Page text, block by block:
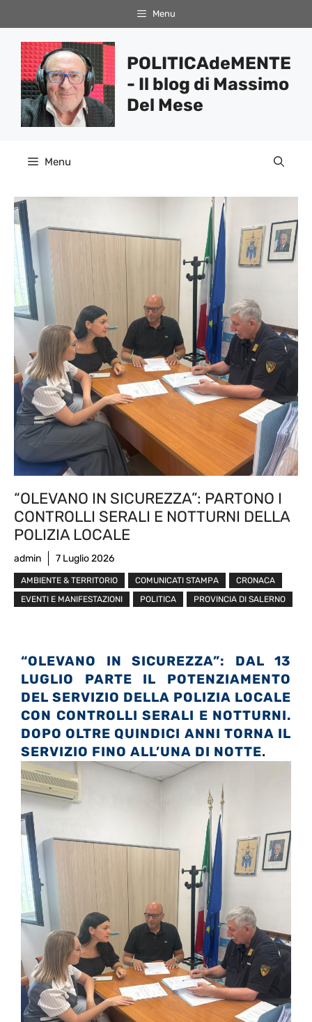
al
contenuto
Menu
POLITICAdeMENTE
- Il blog di Massimo
Del Mese
Menu
“OLEVANO IN SICUREZZA”: PARTONO I
CONTROLLI SERALI E NOTTURNI DELLA
POLIZIA LOCALE
admin 7 Luglio 2026
AMBIENTE & TERRITORIO COMUNICATI STAMPA
CRONACA
EVENTI E MANIFESTAZIONI
POLITICA PROVINCIA DI SALERNO
“OLEVANO IN SICUREZZA”: DAL 13
LUGLIO PARTE IL POTENZIAMENTO
DEL SERVIZIO DELLA POLIZIA LOCALE
CON CONTROLLI SERALI E NOTTURNI.
DOPO OLTRE QUINDICI ANNI TORNA IL
SERVIZIO FINO ALL’UNA DI NOTTE.